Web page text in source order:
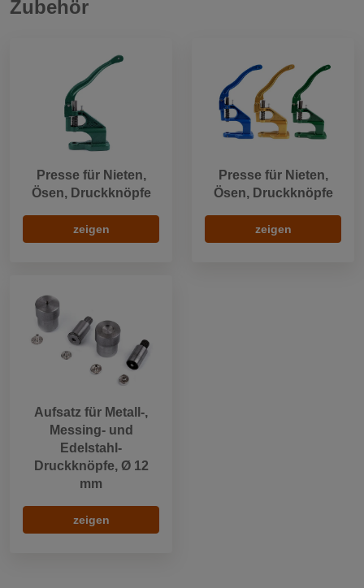
Zubehör
Presse für Nieten,
Ösen, Druckknöpfe
zeigen
Presse für Nieten,
Ösen, Druckknöpfe
zeigen
Aufsatz für Metall-,
Messing- und
Edelstahl-
Druckknöpfe, Ø 12
mm
zeigen